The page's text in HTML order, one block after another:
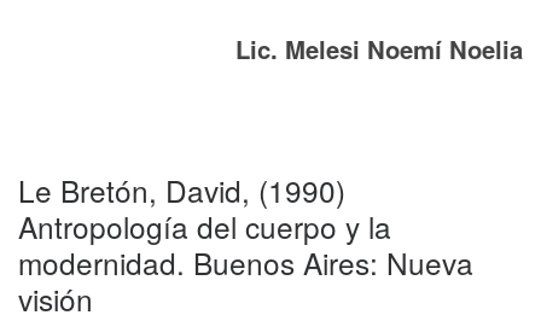
Lic. Melesi Noemí Noelia
Le Bretón, David, (1990)
Antropología del cuerpo y la
modernidad. Buenos Aires: Nueva
visión